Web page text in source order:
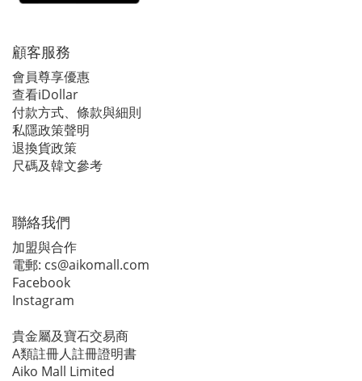
顧客服務
會員尊享優惠
查看iDollar
付款方式、條款與細則
私隱政策聲明
退換貨政策
尺碼及韓文參考
聯絡我們
加盟與合作
電郵: cs@aikomall.com
Facebook
Instagram
貴金屬及寶石交易商
A類註冊人註冊證明書
Aiko Mall Limited